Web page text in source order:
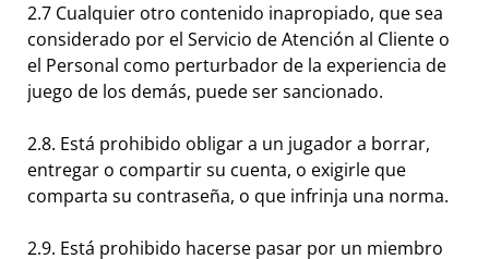
2.7 Cualquier otro contenido inapropiado, que sea
considerado por el Servicio de Atención al Cliente o
el Personal como perturbador de la experiencia de
juego de los demás, puede ser sancionado.
2.8. Está prohibido obligar a un jugador a borrar,
entregar o compartir su cuenta, o exigirle que
comparta su contraseña, o que infrinja una norma.
2.9. Está prohibido hacerse pasar por un miembro